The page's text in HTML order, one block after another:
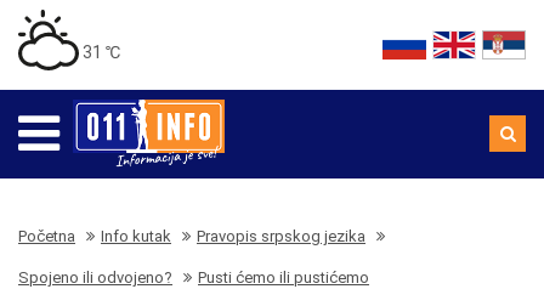
31 ℃
Početna Info kutak Pravopis srpskog jezika
Spojeno ili odvojeno? Pusti ćemo ili pustićemo